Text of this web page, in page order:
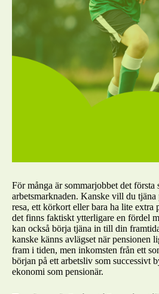
För många är sommarjobbet det första
arbetsmarknaden. Kanske vill du tjäna
resa, ett körkort eller bara ha lite extra
det finns faktiskt ytterligare en fördel
kan också börja tjäna in till din
kanske känns avlägset när pensionen
fram i tiden, men inkomsten från ett
början på ett arbetsliv som successivt
ekonomi som pensionär.